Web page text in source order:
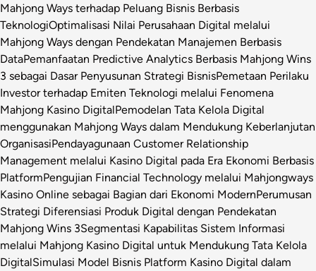
Mahjong Ways terhadap Peluang Bisnis Berbasis
TeknologiOptimalisasi Nilai Perusahaan Digital melalui
Mahjong Ways dengan Pendekatan Manajemen Berbasis
DataPemanfaatan Predictive Analytics Berbasis Mahjong Wins
3 sebagai Dasar Penyusunan Strategi BisnisPemetaan Perilaku
Investor terhadap Emiten Teknologi melalui Fenomena
Mahjong Kasino DigitalPemodelan Tata Kelola Digital
menggunakan Mahjong Ways dalam Mendukung Keberlanjutan
OrganisasiPendayagunaan Customer Relationship
Management melalui Kasino Digital pada Era Ekonomi Berbasis
PlatformPengujian Financial Technology melalui Mahjongways
Kasino Online sebagai Bagian dari Ekonomi ModernPerumusan
Strategi Diferensiasi Produk Digital dengan Pendekatan
Mahjong Wins 3Segmentasi Kapabilitas Sistem Informasi
melalui Mahjong Kasino Digital untuk Mendukung Tata Kelola
DigitalSimulasi Model Bisnis Platform Kasino Digital dalam